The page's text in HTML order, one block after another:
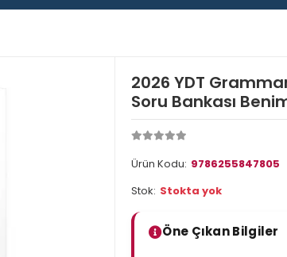
2026 YDT
Soru Bankası
Ürün Kodu: 9786255847805
Stok: Stokta yok
Öne Çıkan Bilgiler